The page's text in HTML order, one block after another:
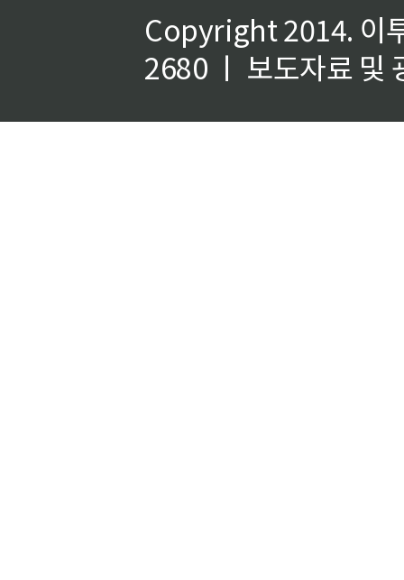
Copyright 2014. 이
2680 ㅣ 보도자료